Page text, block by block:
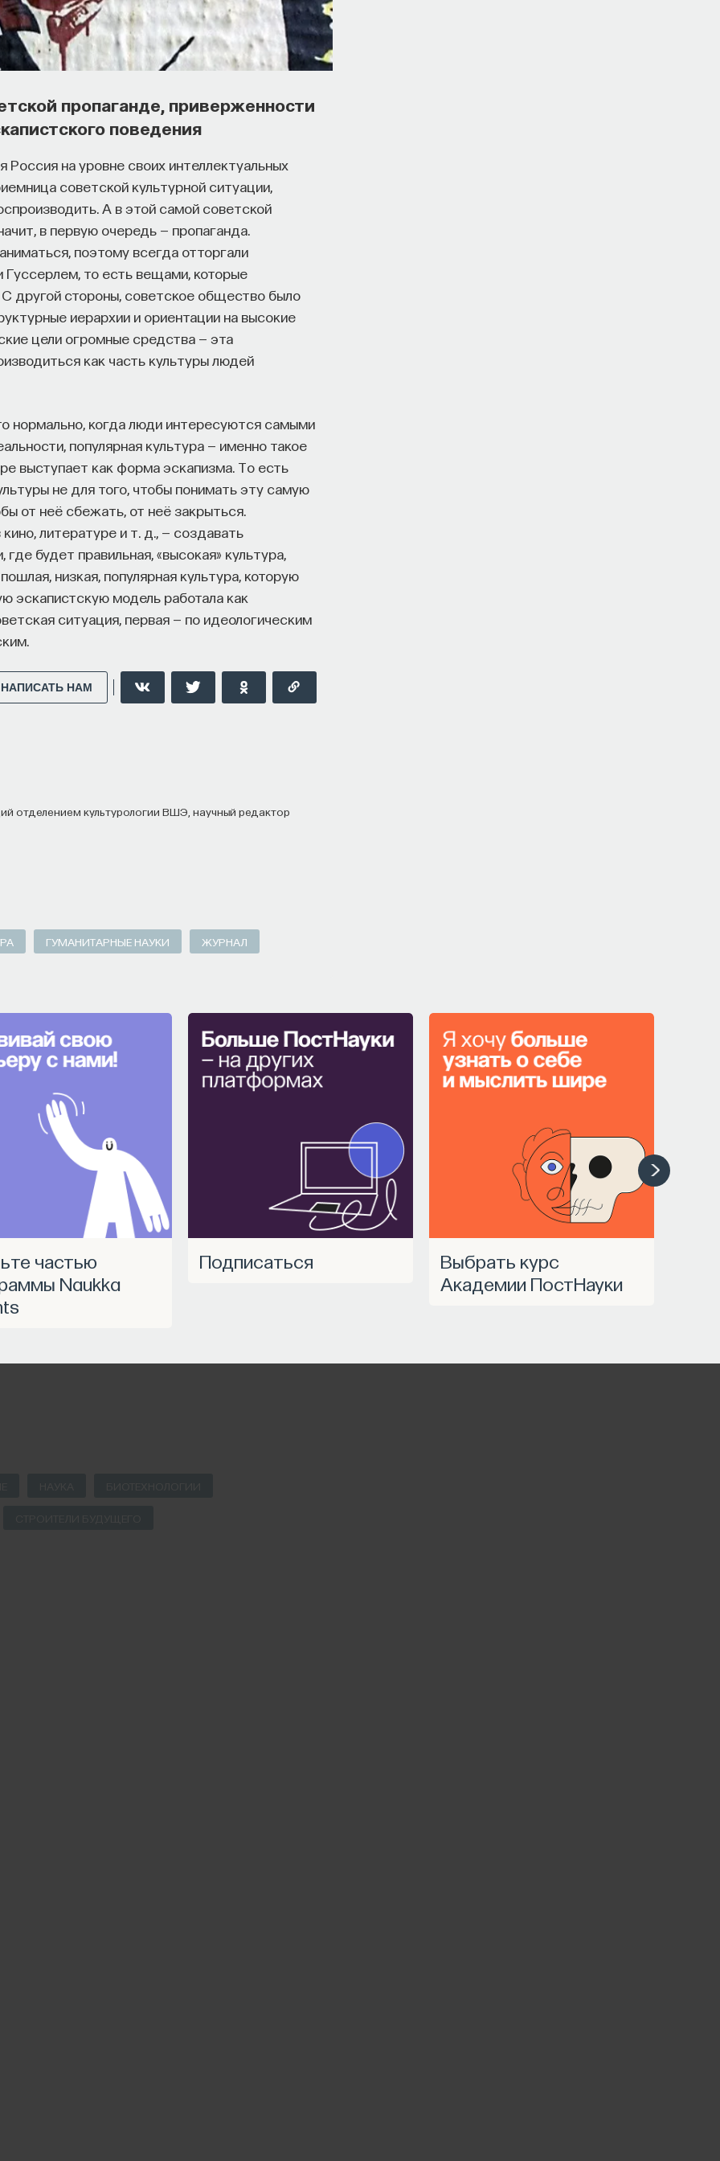
пропаганде, приверженности
поведения
на уровне своих интеллектуальных
советской культурной ситуации,
А в этой самой советской
в первую очередь — пропаганда.
поэтому всегда отторгали
Гуссерлем, то есть вещами, которые
другой стороны, советское общество было
иерархии и ориентации на высокие
цели огромные средства — эта
как часть культуры людей
нормально, когда люди интересуются самыми
популярная культура — именно такое
выступает как форма эскапизма. То есть
не для того, чтобы понимать эту самую
от неё сбежать, от неё закрыться.
литературе и т. д., — создавать
будет правильная, «высокая» культура,
низкая, популярная культура, которую
эскапистскую модель работала как
ситуация, первая — по идеологическим
НАПИСАТЬ НАМ
ГУМАНИТАРНЫЕ НАУКИ ЖУРНАЛ
Naukka
Подписаться
Выбрать курс
Академии ПостНауки
запускает сервис, который
deep tech и биотех компаниях
В 2021 году в Лондоне он основал
превращать их идеи
для поддержки специалистов, желающих
команда обнаружили, что инновационные
молодые deep tech и биотех компании.
масштаб: более60%слушателей
32%заинтересованы в работе
начать.
барьерами:
и карьерных возможностях
компаниях усложняют процесс
на международном рынке​.
сервис, а комплексная платформа
инновационных индустриях. Сервис
через обучение, карьерное сопровождение
в
путь в инновационных индустриях:
работы в научной сфере;
информацию о себе: образование, опыт
языками. Команда
и поможет найти международную deep tech
свои таланты.​ Для тех, кто ещё
и индивидуальные консультации, чтобы
будет запущена серия спецпроектов,
приблизить Четвёртую индустриальную
будущем!
чтобы стать участником программы:
НАПИСАТЬ НАМ